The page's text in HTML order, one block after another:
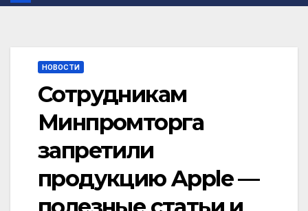
НОВОСТИ
Сотрудникам
Минпромторга
запретили
продукцию Apple —